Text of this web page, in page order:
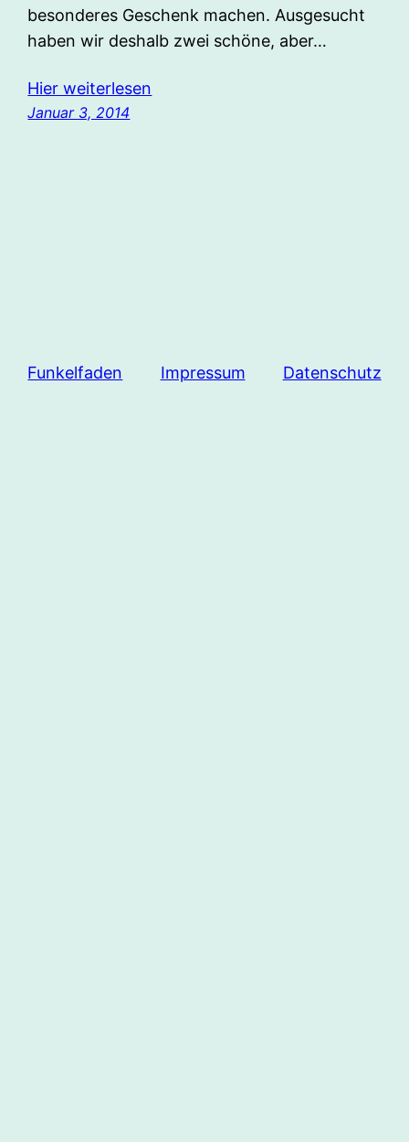
besonderes Geschenk machen. Ausgesucht
haben wir deshalb zwei schöne, aber…
Hier weiterlesen
Januar 3, 2014
Funkelfaden Impressum Datenschutz